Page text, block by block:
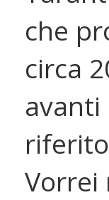
che
circa
avanti
Vorrei